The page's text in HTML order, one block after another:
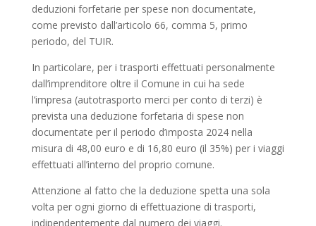
deduzioni forfetarie per spese non documentate,
come previsto dall’articolo 66, comma 5, primo
periodo, del TUIR.
In particolare, per i trasporti effettuati personalmente
dall’imprenditore oltre il Comune in cui ha sede
l’impresa (autotrasporto merci per conto di terzi) è
prevista una deduzione forfetaria di spese non
documentate per il periodo d’imposta 2024 nella
misura di 48,00 euro e di 16,80 euro (il 35%) per i viaggi
effettuati all’interno del proprio comune.
Attenzione al fatto che la deduzione spetta una sola
volta per ogni giorno di effettuazione di trasporti,
indipendentemente dal numero dei viaggi.